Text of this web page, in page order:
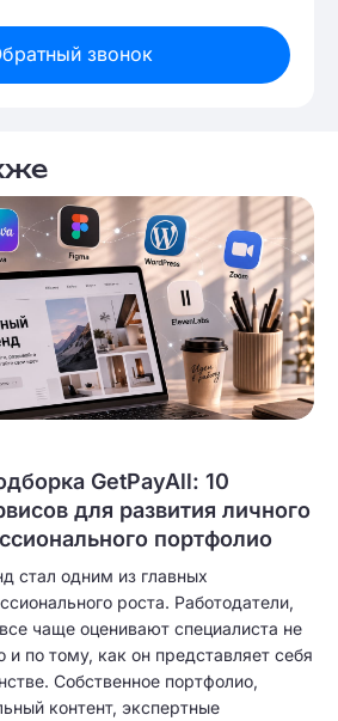
звонок
GetPayAll: 10
для развития личного
портфолио
стал одним из главных
роста. Работодатели,
чаще оценивают специалиста не
по тому, как он представляет себя
Собственное портфолио,
контент, экспертные